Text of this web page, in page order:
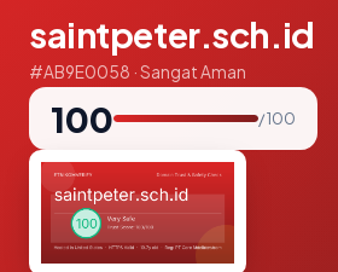
saintpeter.sch.id
#AB9E0058 · Sangat Aman
100 / 100